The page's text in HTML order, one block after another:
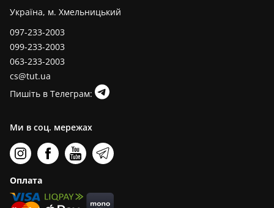
Україна, м. Хмельницький
097-233-2003
099-233-2003
063-233-2003
cs@tut.ua
Пишіть в Телеграм:
Ми в соц. мережах
Оплата